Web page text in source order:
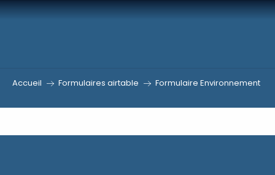
Accueil Formulaires airtable Formulaire Environnement